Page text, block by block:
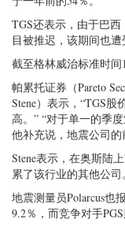
TGS还表示，由于巴
目被推迟，该期间也遭
截至格林威治标准时间
帕累托证券（Pareto
Stene）表示，“TGS
高。” “对于单一的季
他补充说，地震公司的
Stene表示，在奥斯陆
累了该行业的其他公司。
地震测量员Polarcus也
9.2％，而竞争对手PGS